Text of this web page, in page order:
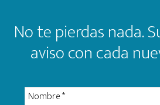
No te pierdas nada.
aviso con cada